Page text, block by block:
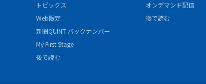
トピックス
Web限定
新聞QUINT バックナンバー
My First Stage
後で読む
オンデマンド配信
後で読む